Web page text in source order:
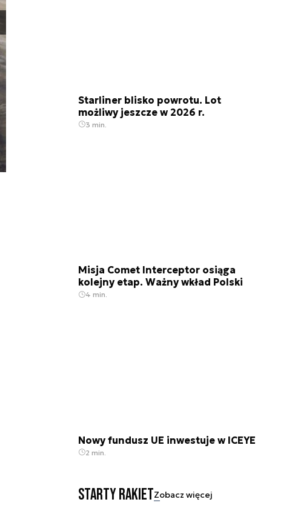
Starliner blisko powrotu. Lot
możliwy jeszcze w 2026 r.
3 min.
Misja Comet Interceptor osiąga
kolejny etap. Ważny wkład Polski
4 min.
Nowy fundusz UE inwestuje w ICEYE
2 min.
Starty rakietZobacz więcej